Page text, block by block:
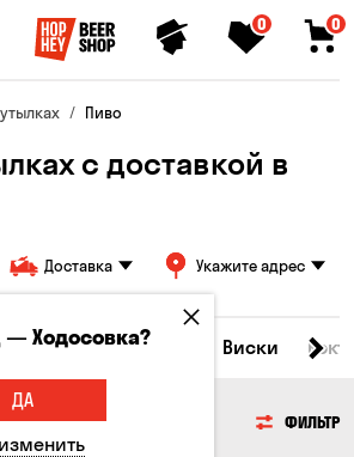
0 0
Пиво
с доставкой в
Доставка Укажите адрес
Пиво Сидр Виски
ФИЛЬТР
—Ходосовка?
ДА